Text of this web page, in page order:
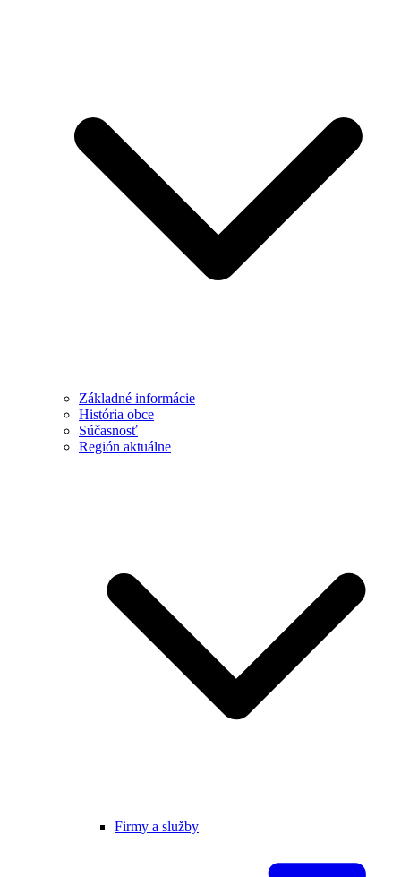
Základné informácie
História obce
Súčasnosť
Región aktuálne
Firmy a služby